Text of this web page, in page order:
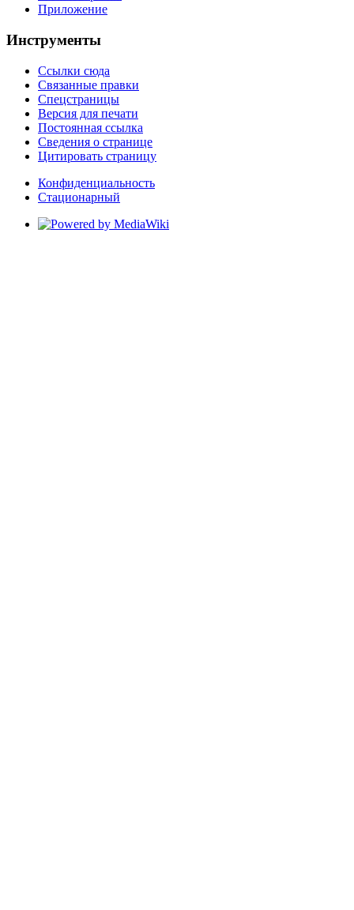
Приложение
Инструменты
Ссылки сюда
Связанные правки
Спецстраницы
Версия для печати
Постоянная ссылка
Сведения о странице
Цитировать страницу
Конфиденциальность
Стационарный